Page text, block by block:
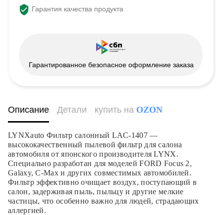
Гарантия качества продукта
Гарантированное безопасное оформление заказа
Описание Детали купить на OZON
LYNXauto Фильтр салонный LAC-1407 —
высококачественный пылевой фильтр для салона
автомобиля от японского производителя LYNX.
Специально разработан для моделей FORD Focus 2,
Galaxy, C-Max и других совместимых автомобилей.
Фильтр эффективно очищает воздух, поступающий в
салон, задерживая пыль, пыльцу и другие мелкие
частицы, что особенно важно для людей, страдающих
аллергией.